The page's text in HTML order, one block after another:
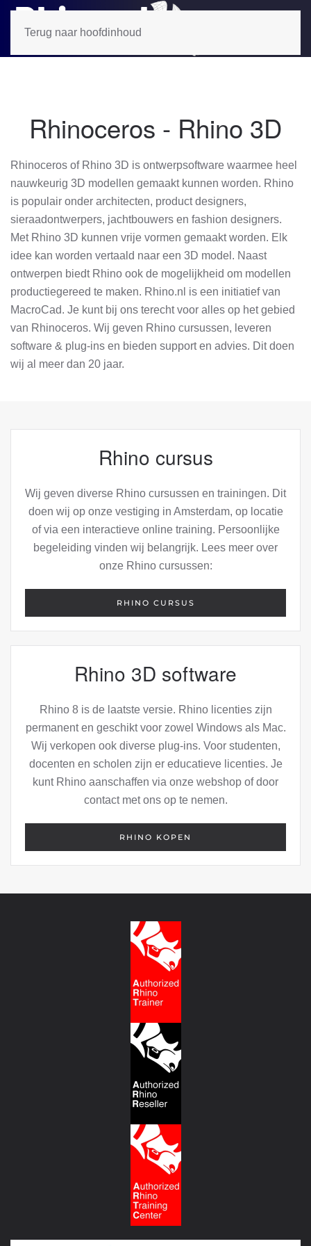
Terug naar hoofdinhoud
Rhinoceros - Rhino 3D
Rhinoceros of Rhino 3D is ontwerpsoftware waarmee heel
nauwkeurig 3D modellen gemaakt kunnen worden. Rhino
is populair onder architecten, product designers,
sieraadontwerpers, jachtbouwers en fashion designers.
Met Rhino 3D kunnen vrije vormen gemaakt worden. Elk
idee kan worden vertaald naar een 3D model. Naast
ontwerpen biedt Rhino ook de mogelijkheid om modellen
productiegereed te maken. Rhino.nl is een initiatief van
MacroCad. Je kunt bij ons terecht voor alles op het gebied
van Rhinoceros. Wij geven Rhino cursussen, leveren
software & plug-ins en bieden support en advies. Dit doen
wij al meer dan 20 jaar.
Rhino cursus
Wij geven diverse Rhino cursussen en trainingen. Dit
doen wij op onze vestiging in Amsterdam, op locatie
of via een interactieve online training. Persoonlijke
begeleiding vinden wij belangrijk. Lees meer over
onze Rhino cursussen:
RHINO CURSUS
Rhino 3D software
Rhino 8 is de laatste versie. Rhino licenties zijn
permanent en geschikt voor zowel Windows als Mac.
Wij verkopen ook diverse plug-ins. Voor studenten,
docenten en scholen zijn er educatieve licenties. Je
kunt Rhino aanschaffen via onze webshop of door
contact met ons op te nemen.
RHINO KOPEN